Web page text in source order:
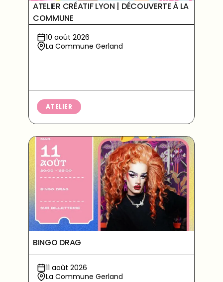
ATELIER CRÉATIF LYON | DÉCOUVERTE À LA
COMMUNE
10 août 2026
La Commune Gerland
ATELIER
BINGO DRAG
11 août 2026
La Commune Gerland